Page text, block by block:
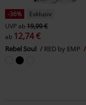
-36%
Exklusiv
UVPab19,99 €
ab 12,74 €
Rebel Soul RED by EMP